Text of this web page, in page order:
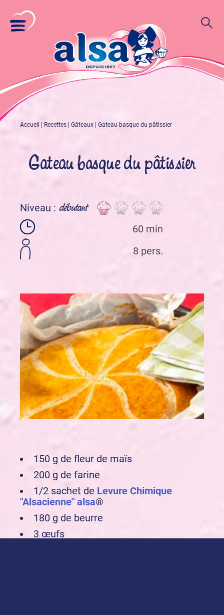
Accueil Recettes Gâteaux Gateau basque du pâtissier
Gateau basque du pâtissier
Niveau : débutant
60 min
8 pers.
150 g de fleur de maïs
200 g de farine
1/2 sachet de Levure Chimique
"Alsacienne" alsa®
180 g de beurre
3 œufs